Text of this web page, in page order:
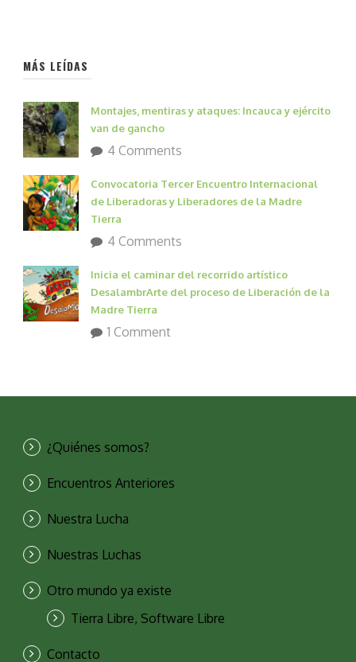
MÁS LEÍDAS
Montajes, mentiras y ataques: Incauca y ejército
van de gancho
4 Comments
Convocatoria Tercer Encuentro Internacional
de Liberadoras y Liberadores de la Madre
Tierra
4 Comments
Inicia el caminar del recorrido artístico
DesalambrArte del proceso de Liberación de la
Madre Tierra
1 Comment
¿Quiénes somos?
Encuentros Anteriores
Nuestra Lucha
Nuestras Luchas
Otro mundo ya existe
Tierra Libre, Software Libre
Contacto